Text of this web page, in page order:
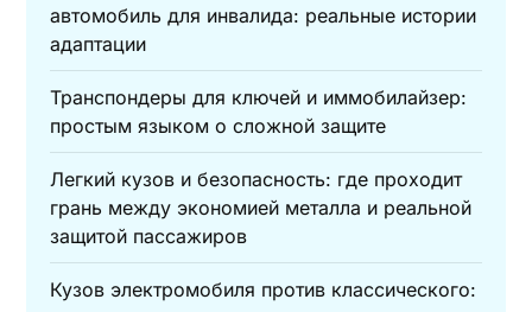
автомобиль для инвалида: реальные истории
адаптации
Транспондеры для ключей и иммобилайзер:
простым языком о сложной защите
Легкий кузов и безопасность: где проходит
грань между экономией металла и реальной
защитой пассажиров
Кузов электромобиля против классического: